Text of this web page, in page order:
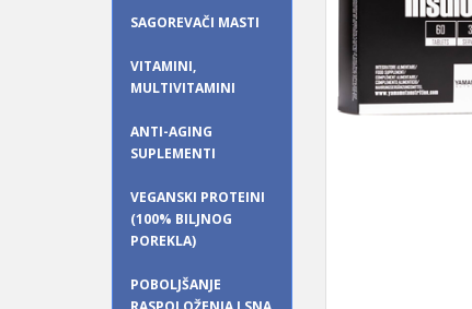
SAGOREVAČI MASTI
VITAMINI,
MULTIVITAMINI
ANTI-AGING
SUPLEMENTI
VEGANSKI PROTEINI
(100% BILJNOG
POREKLA)
POBOLJŠANJE